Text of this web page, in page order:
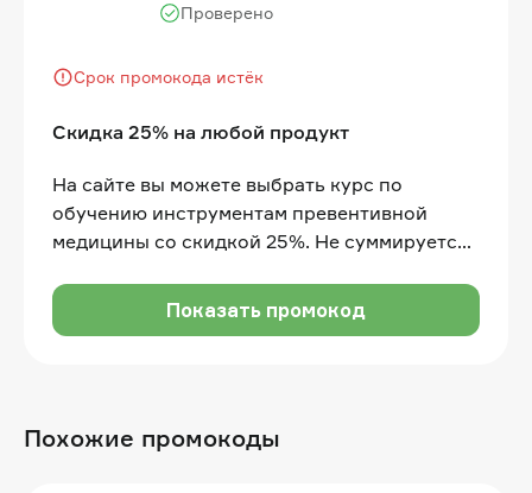
Скидка 25% на любой продукт
Срок промокода истёк
Проверено
На сайте вы можете выбрать курс по
обучению инструментам превентивной
медицины со скидкой 25%. Не суммируется
распространяется на рассрочку
Показать промокод
Похожие промокоды